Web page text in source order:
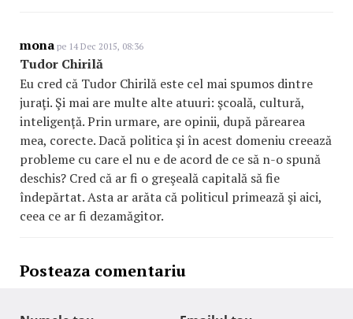
mona pe 14 Dec 2015, 08:36
Tudor Chirilă
Eu cred că Tudor Chirilă este cel mai spumos dintre
juraţi. Şi mai are multe alte atuuri: şcoală, cultură,
inteligenţă. Prin urmare, are opinii, după părearea
mea, corecte. Dacă politica şi în acest domeniu creează
probleme cu care el nu e de acord de ce să n-o spună
deschis? Cred că ar fi o greşeală capitală să fie
îndepărtat. Asta ar arăta că politicul primează şi aici,
ceea ce ar fi dezamăgitor.
Posteaza comentariu